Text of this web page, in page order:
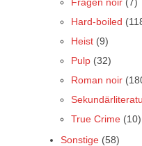
Hard-boiled
Heist (9)
Pulp (32)
Roman noir
True Crime (10)
Sonstige (58)